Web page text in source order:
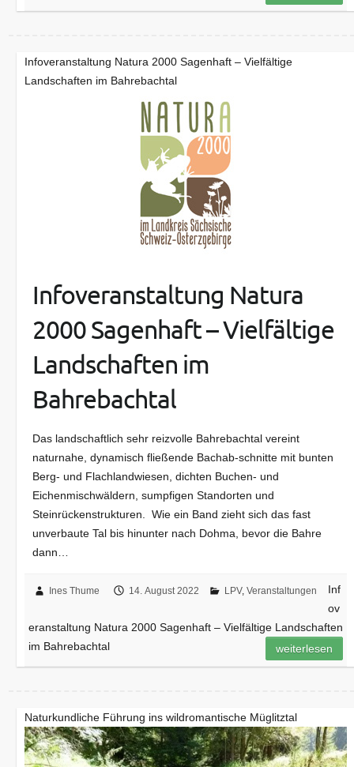
Infoveranstaltung Natura 2000 Sagenhaft – Vielfältige
Landschaften im Bahrebachtal
Infoveranstaltung Natura
2000 Sagenhaft – Vielfältige
Landschaften im
Bahrebachtal
Das landschaftlich sehr reizvolle Bahrebachtal vereint
naturnahe, dynamisch fließende Bachab-schnitte mit bunten
Berg- und Flachlandwiesen, dichten Buchen- und
Eichenmischwäldern, sumpfigen Standorten und
Steinrückenstrukturen. Wie ein Band zieht sich das fast
unverbaute Tal bis hinunter nach Dohma, bevor die Bahre
dann…
Ines Thume 14. August 2022 LPV,Veranstaltungen
Inf
ov
eranstaltung Natura 2000 Sagenhaft – Vielfältige Landschaften
im Bahrebachtal
weiterlesen
Naturkundliche Führung ins wildromantische Müglitztal